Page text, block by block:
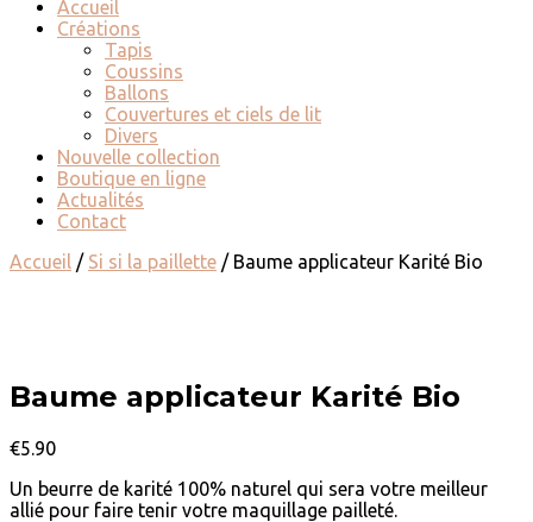
Accueil
Créations
Tapis
Coussins
Ballons
Couvertures et ciels de lit
Divers
Nouvelle collection
Boutique en ligne
Actualités
Contact
Accueil / Si si la paillette / Baume applicateur Karité Bio
Baume applicateur Karité Bio
€5.90
Un beurre de karité 100% naturel qui sera votre meilleur
allié pour faire tenir votre maquillage pailleté.